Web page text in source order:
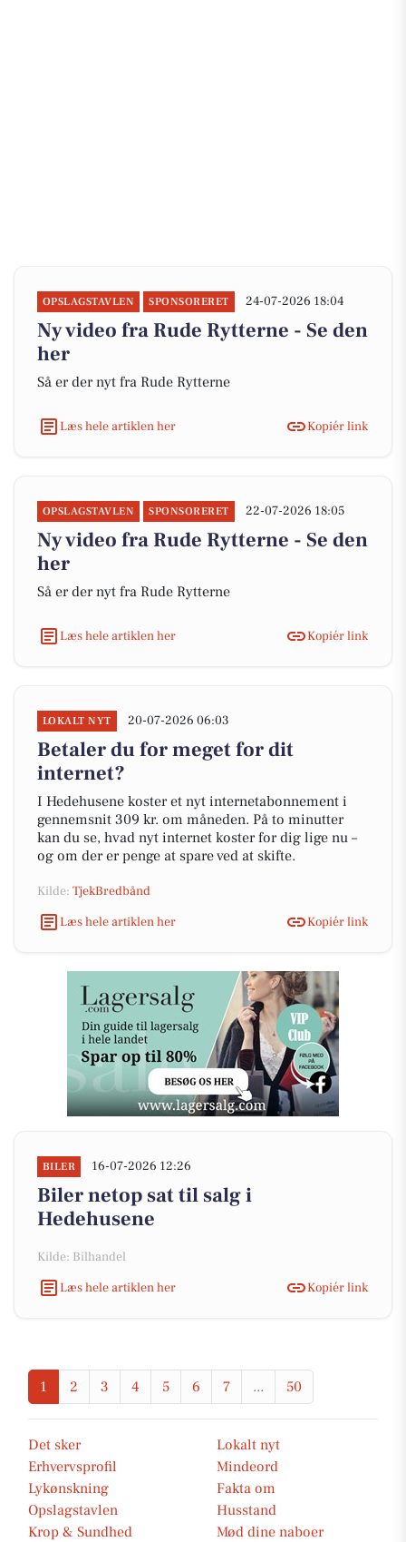
OPSLAGSTAVLEN SPONSORERET 24-07-2026 18:04
Ny video fra Rude Rytterne - Se den
her
Så er der nyt fra Rude Rytterne
Læs hele artiklen her Kopiér link
OPSLAGSTAVLEN SPONSORERET 22-07-2026 18:05
Ny video fra Rude Rytterne - Se den
her
Så er der nyt fra Rude Rytterne
Læs hele artiklen her Kopiér link
LOKALT NYT 20-07-2026 06:03
Betaler du for meget for dit
internet?
I Hedehusene koster et nyt internetabonnement i
gennemsnit 309 kr. om måneden. På to minutter
kan du se, hvad nyt internet koster for dig lige nu –
og om der er penge at spare ved at skifte.
Kilde: TjekBredbånd
Læs hele artiklen her
Kopiér link
BILER 16-07-2026 12:26
Biler netop sat til salg i
Hedehusene
Kilde: Bilhandel
Læs hele artiklen her
Kopiér link
1 2 3 4 5 6 7 ... 50
Det sker
Lokalt nyt
Erhvervsprofil
Mindeord
Lykønskning
Fakta om
Opslagstavlen
Husstand
Krop & Sundhed
Mød dine naboer